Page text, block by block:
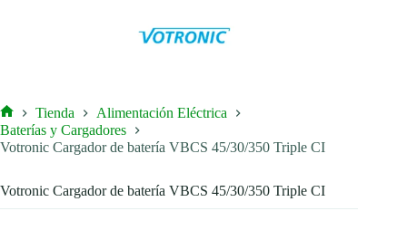
Inicio
Tienda
Alimentación Eléctrica
Baterías y Cargadores
Votronic Cargador de batería VBCS 45/30/350 Triple CI
Votronic Cargador de batería VBCS 45/30/350 Triple CI